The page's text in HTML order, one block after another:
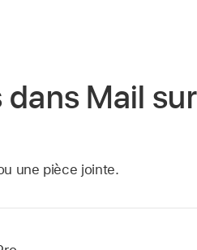
Mail sur
une pièce jointe.